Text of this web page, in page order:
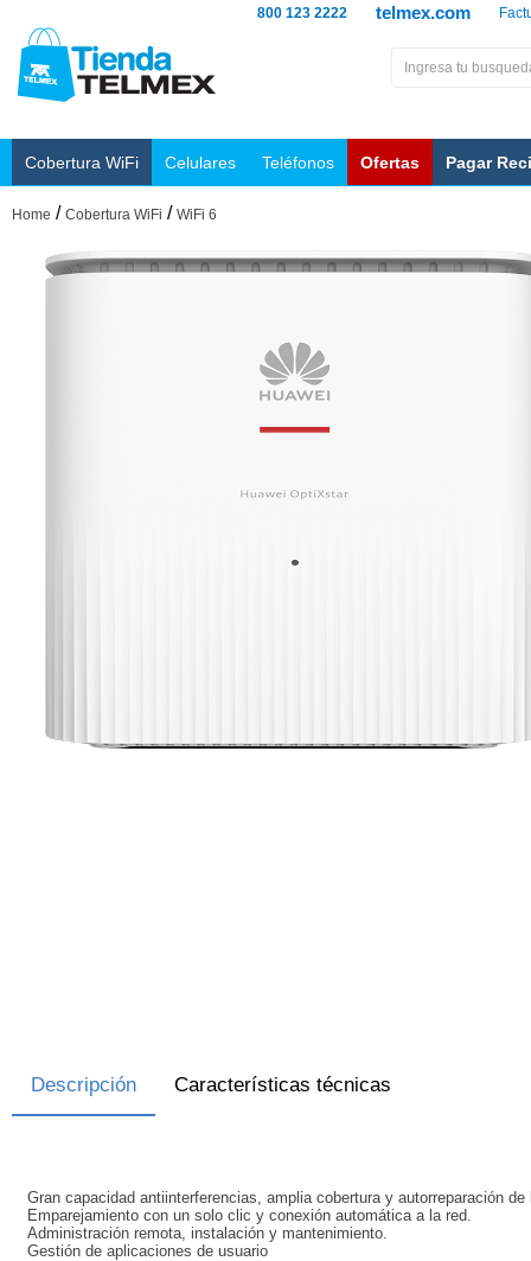
telmex.com
800 123 2222
Cobertura WiFi Celulares Teléfonos Ofertas Pagar
Home / Cobertura WiFi / WiFi 6
Descripción Características técnicas
Gran capacidad antiinterferencias, amplia cobertura y autorreparación de
Emparejamiento con un solo clic y conexión automática a la red.
Administración remota, instalación y mantenimiento.
Gestión de aplicaciones de usuario